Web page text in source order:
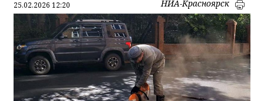
25.02.2026 12:20 НИА-Красноярск